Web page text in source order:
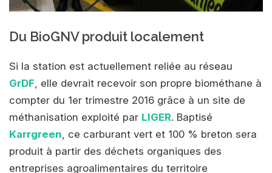
Du BioGNV produit localement
Si la station est actuellement reliée au réseau
GrDF, elle devrait recevoir son propre biométhane à
compter du 1er trimestre 2016 grâce à un site de
méthanisation exploité par LIGER. Baptisé
Karrgreen, ce carburant vert et 100 % breton sera
produit à partir des déchets organiques des
entreprises agroalimentaires du territoire